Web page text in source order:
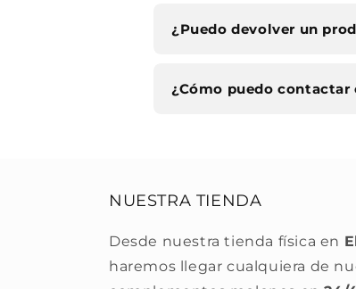
¿Puedo devolver un
¿Cómo puedo contactar
NUESTRA TIENDA
Desde nuestra tienda física en
haremos llegar cualquiera de